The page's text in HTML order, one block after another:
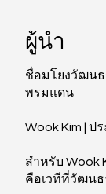
ผู้นำ
ชื่อมโยงวัฒนธ
พรมแดน
Wook Kim | ป
สำหรับ Wook
คือเวทีที่วัฒนธ